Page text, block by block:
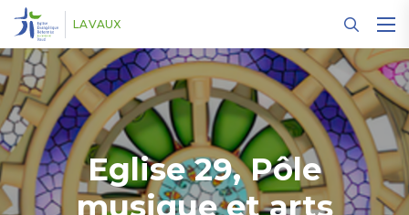
LAVAUX
Eglise 29, Pôle
musique et arts
Panneau de gestion des cookies